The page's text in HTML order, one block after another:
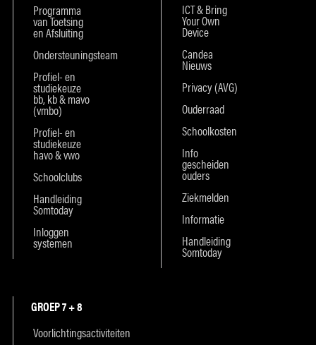
Programma
van Toetsing
en Afsluiting
Ondersteuningsteam
Profiel- en
studiekeuze
bb, kb & mavo
(vmbo)
Profiel- en
studiekeuze
havo & vwo
Schoolclubs
Handleiding
Somtoday
Inloggen
systemen
ICT & Bring
Your Own
Device
Candea
Nieuws
Privacy (AVG)
Ouderraad
Schoolkosten
Info
gescheiden
ouders
Ziekmelden
Informatie
Handleiding
Somtoday
GROEP 7 + 8
Voorlichtingsactiviteiten